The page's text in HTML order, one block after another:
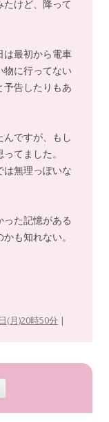
けど、降って
は最初から電車
物に行ってない
予告したりもあ
ですが、もし
てました。
は無理っぽいな
た記憶がある
も知れない。
(月)20時50分 |